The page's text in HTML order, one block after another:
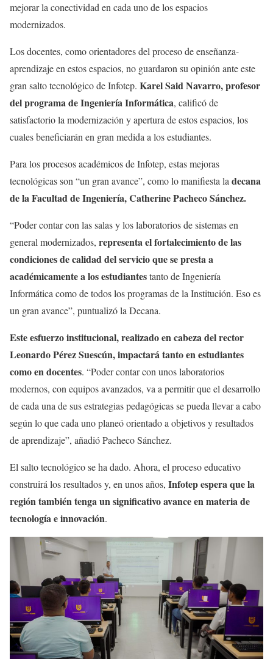
mejorar la conectividad en cada uno de los espacios
modernizados.
Los docentes, como orientadores del proceso de enseñanza-
aprendizaje en estos espacios, no guardaron su opinión ante este
gran salto tecnológico de Infotep. Karel Said Navarro, profesor
del programa de Ingeniería Informática, calificó de
satisfactorio la modernización y apertura de estos espacios, los
cuales beneficiarán en gran medida a los estudiantes.
Para los procesos académicos de Infotep, estas mejoras
tecnológicas son “un gran avance”, como lo manifiesta ladecana
de la Facultad de Ingeniería, Catherine Pacheco Sánchez.
“Poder contar con las salas y los laboratorios de sistemas en
general modernizados, representa el fortalecimiento de las
condiciones de calidad del servicio que se presta a
académicamente a los estudiantestanto de Ingeniería
Informática como de todos los programas de la Institución. Eso es
un gran avance”, puntualizó la Decana.
Este esfuerzo institucional, realizado en cabeza del rector
Leonardo Pérez Suescún, impactará tanto en estudiantes
como en docentes. “Poder contar con unos laboratorios
modernos, con equipos avanzados, va a permitir que el desarrollo
de cada una de sus estrategias pedagógicas se pueda llevar a cabo
según lo que cada uno planeó orientado a objetivos y resultados
de aprendizaje”, añadió Pacheco Sánchez.
El salto tecnológico se ha dado. Ahora, el proceso educativo
construirá los resultados y, en unos años, Infotep espera que la
región también tenga un significativo avance en materia de
tecnología e innovación.